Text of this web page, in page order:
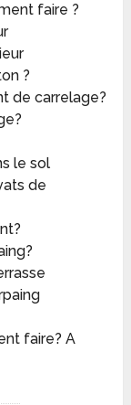
faire ?
?
de carrelage?
le sol
de
faire? A